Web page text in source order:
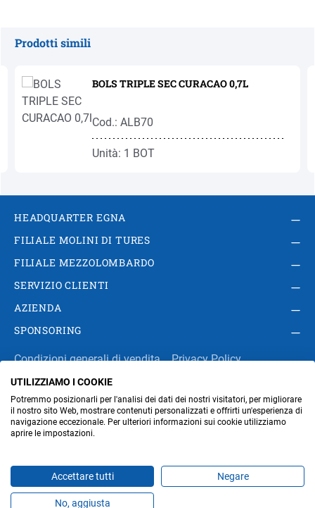
Prodotti simili
BOLS TRIPLE SEC CURACAO 0,7L
Cod.: ALB70
Unità: 1 BOT
HEADQUARTER EGNA
FILIALE MOLINI DI TURES
FILIALE MEZZOLOMBARDO
SERVIZIO CLIENTI
AZIENDA
SPONSORING
Condizioni generali di vendita
Privacy Policy
Impressum
Modifica impostazioni dei cookie
Amministrazione
UTILIZZIAMO I COOKIE
Potremmo posizionarli per l'analisi dei dati dei nostri visitatori, per migliorare
il nostro sito Web, mostrare contenuti personalizzati e offrirti un'esperienza di
navigazione eccezionale. Per ulteriori informazioni sui cookie utilizziamo
aprire le impostazioni.
Accettare tutti Negare
No, aggiusta